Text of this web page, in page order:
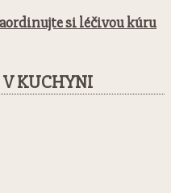
si léčivou kúru
V KUCHYNI